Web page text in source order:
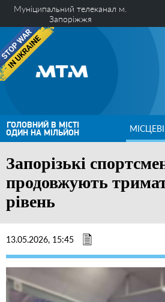
Муніципальний телеканал м.
Запоріжжя
ГОЛОВНИЙ В МІСТІ
ОДИН НА МІЛЬЙОН
Запорізькі
продовжують
рівень
13.05.2026, 15:45